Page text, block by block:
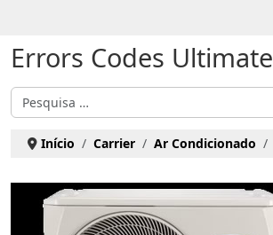
Errors Codes Ultimate
Pesquisar
Início Carrier Ar Condicionado